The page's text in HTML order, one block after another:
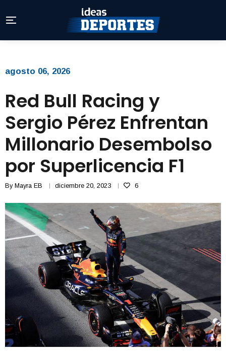
agosto 06, 2026
Red Bull Racing y
Sergio Pérez Enfrentan
Millonario Desembolso
por Superlicencia F1
By Mayra EB diciembre 20, 2023 6